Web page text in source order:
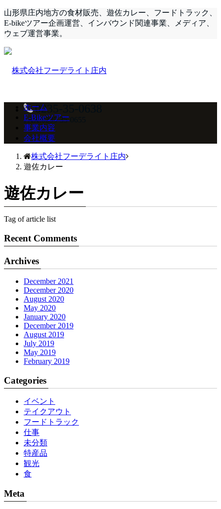
山形県庄内地方の食材販売、遊佐カレー、フードトラック、
E-bikeツアー企画運営、インバウンド関連事業、メディア、
ウェブ運営事業。
0235-35-0638
FAX:0235-35-0655
ホーム
E-Bikeツアー
事業内容
会社概要
株式会社フーデライト庄内
遊佐カレー
遊佐カレー
Tag of article list
Recent Comments
Archives
December 2021
December 2020
August 2020
May 2020
January 2020
December 2019
August 2019
July 2019
May 2019
February 2019
Categories
イベント
テイクアウト
フードトラック
仕事
未分類
特産品
観光
食
Meta